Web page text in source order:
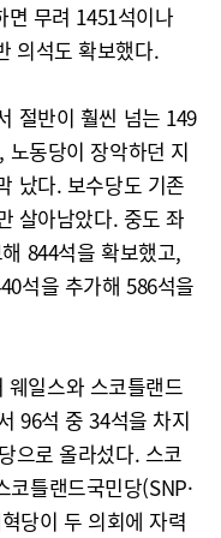
무려 1451석이나
의석도 확보했다.
절반이 훨씬 넘는 149
노동당이 장악하던 지
났다. 보수당도 기존
살아남았다. 중도 좌
844석을 확보했고,
석을 추가해 586석을
웨일스와 스코틀랜드
96석 중 34석을 차지
으로 올라섰다. 스코
틀랜드국민당(SNP·
당이 두 의회에 자력